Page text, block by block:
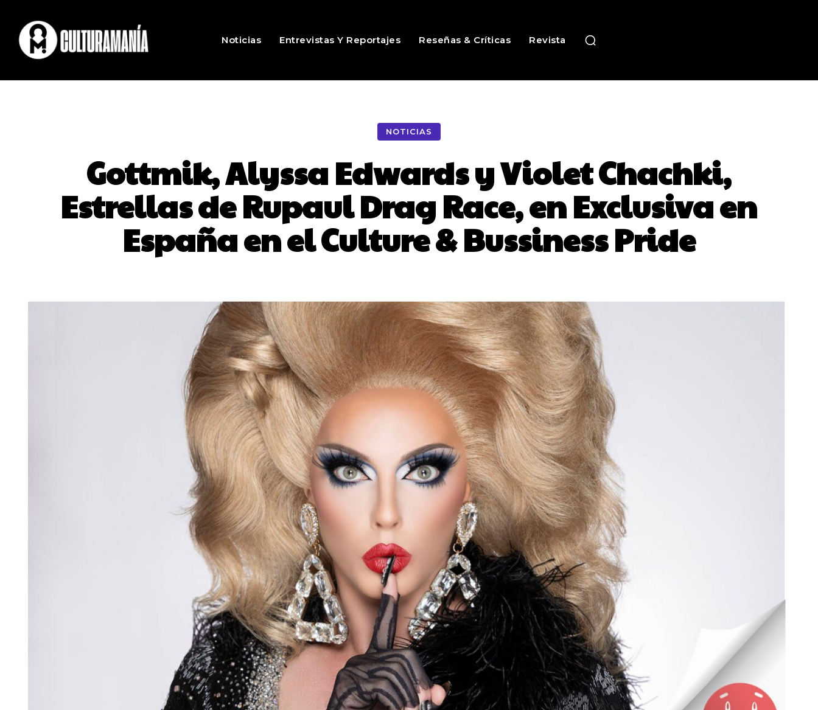
Noticias Entrevistas Y Reportajes Reseñas & Críticas Revista
NOTICIAS
Gottmik, Alyssa Edwards y Violet Chachki,
Estrellas de Rupaul Drag Race, en Exclusiva en
España en el Culture & Bussiness Pride